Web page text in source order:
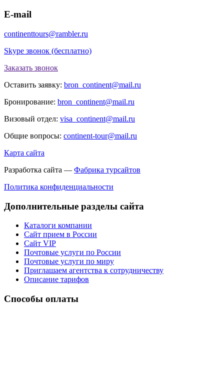
E-mail
continenttours@rambler.ru
Skype звонок (бесплатно)
Заказать звонок
Оставить заявку: bron_continent@mail.ru
Бронирование: bron_continent@mail.ru
Визовый отдел: visa_continent@mail.ru
Общие вопросы: continent-tour@mail.ru
Карта сайта
Разработка сайта — Фабрика турсайтов
Политика конфиденциальности
Дополнительные разделы сайта
Каталоги компании
Сайт прием в России
Сайт VIP
Почтовые услуги по России
Почтовые услуги по миру
Приглашаем агентства к сотрудничеству
Описание тарифов
Способы оплаты